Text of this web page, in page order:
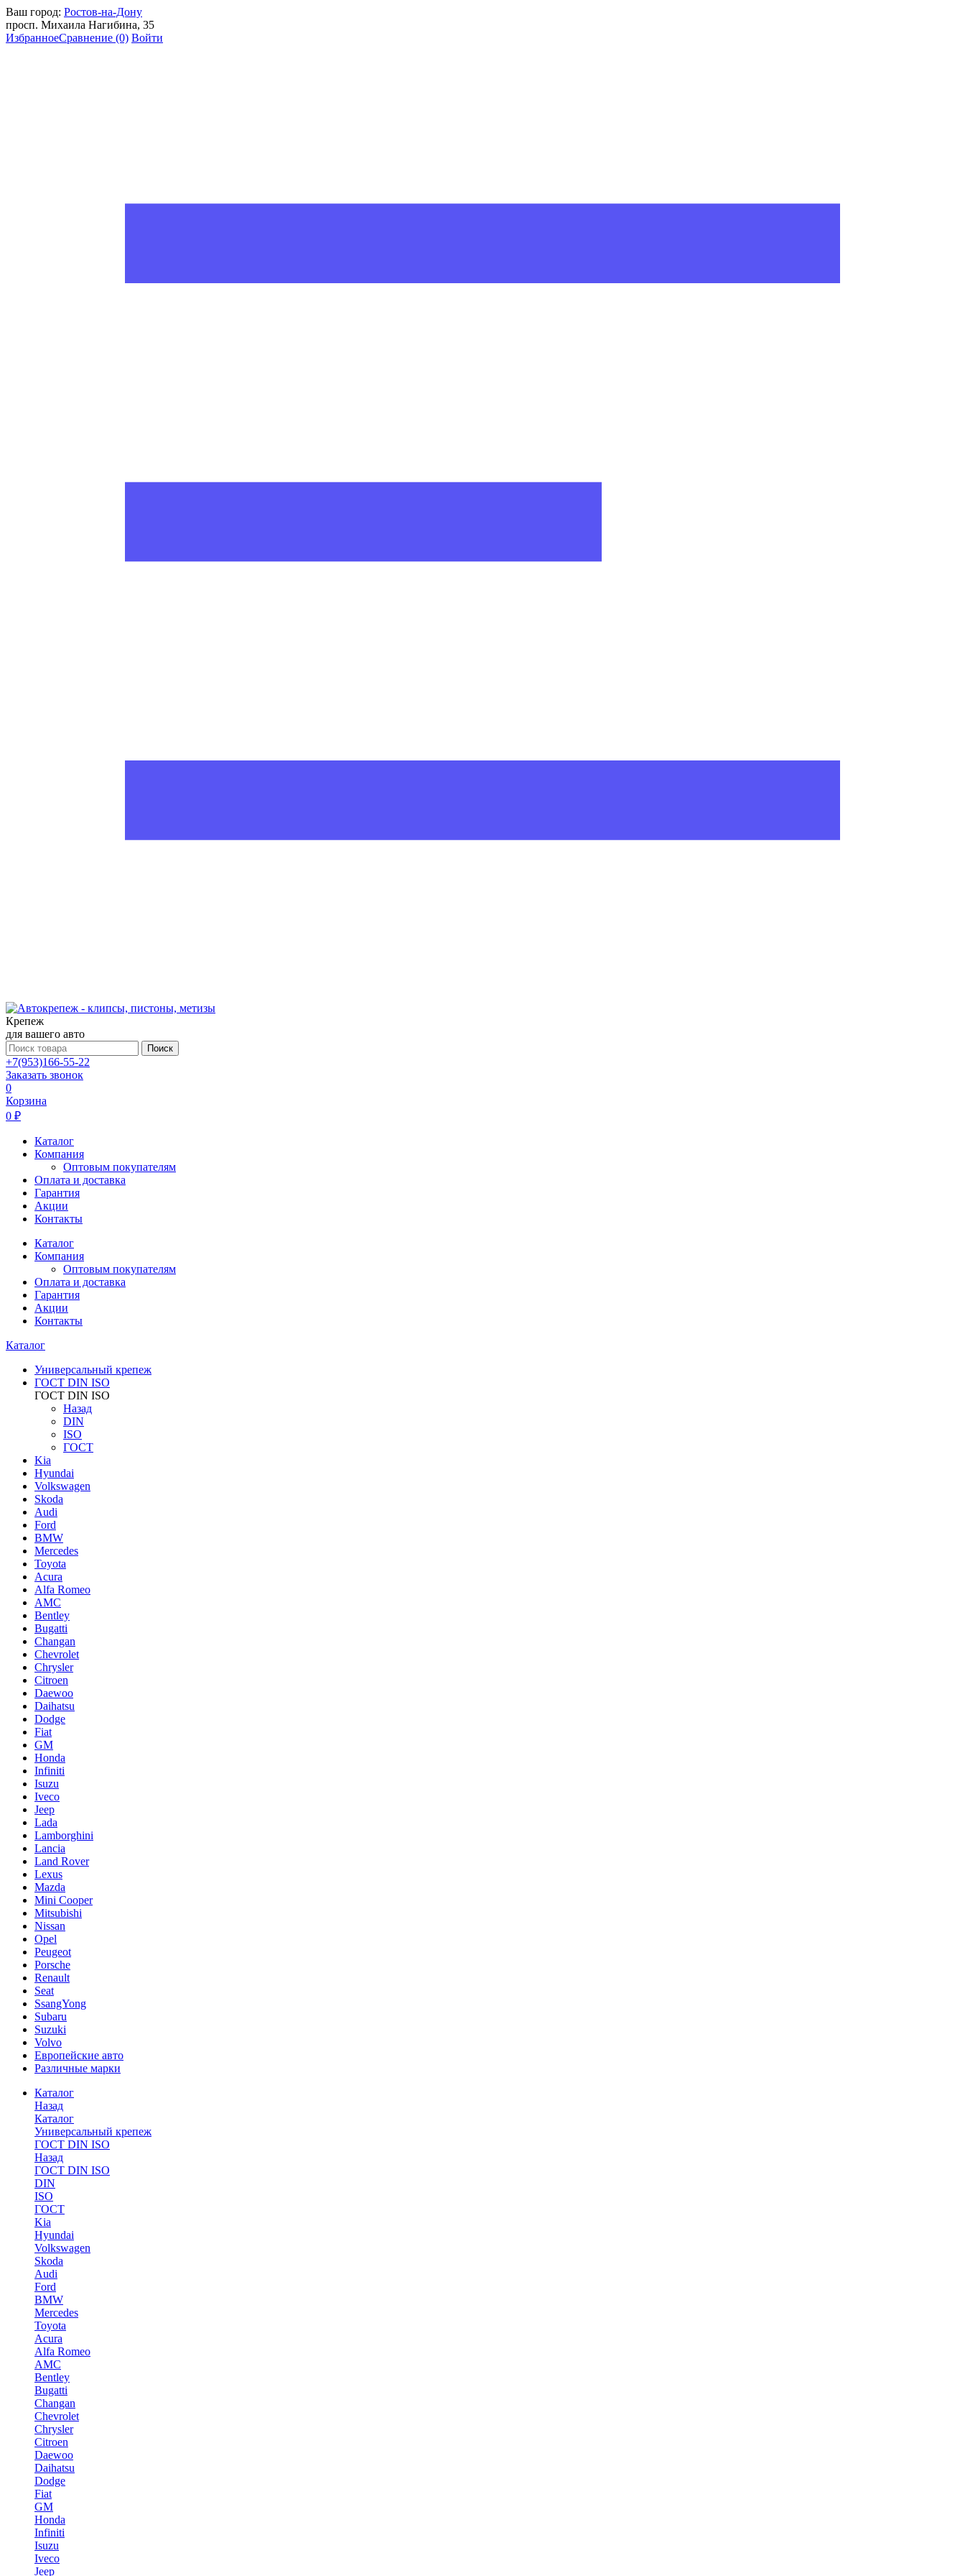
Ваш город: Ростов-на-Дону
просп. Михаила Нагибина, 35
ИзбранноеСравнение (0) Войти
Крепеж
для вашего авто
Поиск
+7(953)166-55-22
Заказать звонок
0
Корзина
0 ₽
Каталог
Компания
Оптовым покупателям
Оплата и доставка
Гарантия
Акции
Контакты
Каталог
Компания
Оптовым покупателям
Оплата и доставка
Гарантия
Акции
Контакты
Каталог
Универсальный крепеж
ГОСТ DIN ISO
ГОСТ DIN ISO
Назад
DIN
ISO
ГОСТ
Kia
Hyundai
Volkswagen
Skoda
Audi
Ford
BMW
Mercedes
Toyota
Acura
Alfa Romeo
AMC
Bentley
Bugatti
Changan
Chevrolet
Chrysler
Citroen
Daewoo
Daihatsu
Dodge
Fiat
GM
Honda
Infiniti
Isuzu
Iveco
Jeep
Lada
Lamborghini
Lancia
Land Rover
Lexus
Mazda
Mini Cooper
Mitsubishi
Nissan
Opel
Peugeot
Porsche
Renault
Seat
SsangYong
Subaru
Suzuki
Volvo
Европейские авто
Различные марки
Каталог
Назад
Каталог
Универсальный крепеж
ГОСТ DIN ISO
Назад
ГОСТ DIN ISO
DIN
ISO
ГОСТ
Kia
Hyundai
Volkswagen
Skoda
Audi
Ford
BMW
Mercedes
Toyota
Acura
Alfa Romeo
AMC
Bentley
Bugatti
Changan
Chevrolet
Chrysler
Citroen
Daewoo
Daihatsu
Dodge
Fiat
GM
Honda
Infiniti
Isuzu
Iveco
Jeep